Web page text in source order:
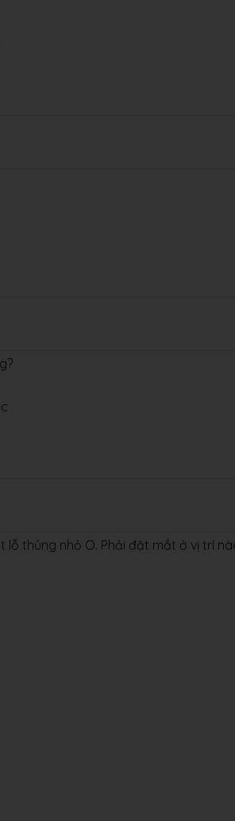
thủng nhỏ O. Phải đặt mắt ở vị trí